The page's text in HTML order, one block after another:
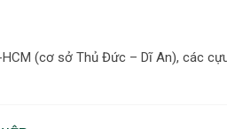
(cơ sở Thủ Đức – Dĩ An), các